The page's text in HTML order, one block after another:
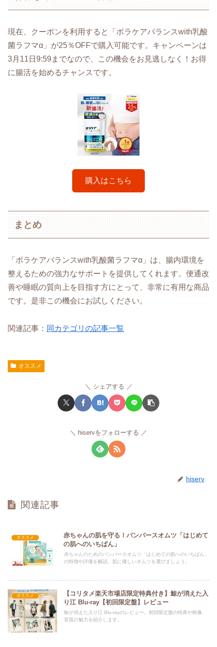
現在、クーポンを利用すると「ボラケアバランスwith乳酸
菌ラフマα」が25％OFFで購入可能です。キャンペーンは
3月11日9:59までなので、この機会をお見逃しなく！お得
に腸活を始めるチャンスです。
購入はこちら
まとめ
「ボラケアバランスwith乳酸菌ラフマα」は、腸内環境を
整えるための強力なサポートを提供してくれます。便通改
善や睡眠の質向上を目指す方にとって、非常に有用な商品
です。是非この機会にお試しください。
関連記事： 同カテゴリの記事一覧
オススメ
シェアする
hiservをフォローする
hiserv
関連記事
オススメ
赤ちゃんの肌を守る！パンパースオムツ「はじめて
の肌へのいちばん」
赤ちゃんのためのパンパースオムツ「はじめての肌へのいちばん」
の特徴や評価を解説。肌に優しいオムツを選びましょう。
オススメ
【コリタメ楽天市場店限定特典付き】鯨が消えた入
り江 Blu-ray【初回限定盤】レビュー
鯨が消えた入り江 Blu-rayのレビュー。初回限定盤の特典や映像、
音質の魅力を紹介します。